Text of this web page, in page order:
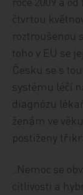
čtvrtou
roztroušenou
toho v EU se
Česku se s
systému léčí
diagnózu
ženám ve
postiženy
„Nemoc se
citlivosti a